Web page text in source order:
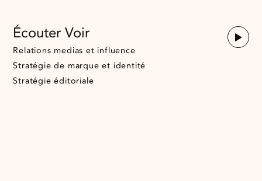
Écouter Voir
Relations medias et influence
Stratégie de marque et identité
Stratégie éditoriale